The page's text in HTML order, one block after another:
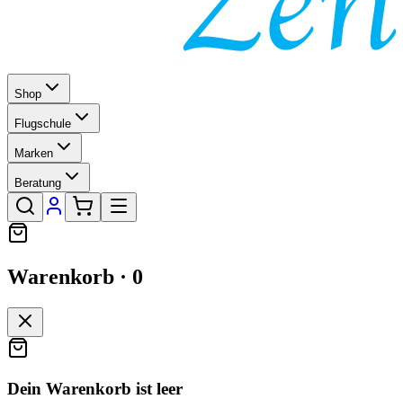
Shop
Flugschule
Marken
Beratung
Warenkorb · 0
Dein Warenkorb ist leer